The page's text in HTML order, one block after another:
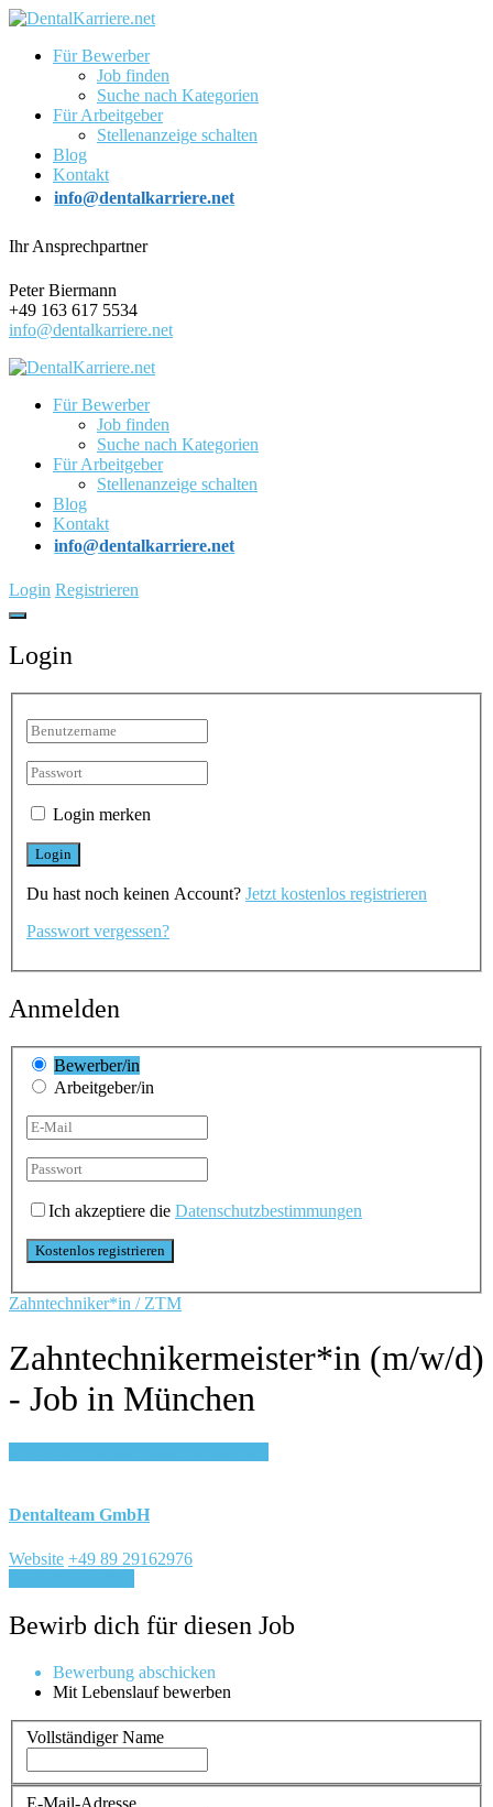
Für Bewerber
Job finden
Suche nach Kategorien
Für Arbeitgeber
Stellenanzeige schalten
Blog
Kontakt
info@dentalkarriere.net
Ihr Ansprechpartner
Peter Biermann
+49 163 617 5534
info@dentalkarriere.net
Für Bewerber
Job finden
Suche nach Kategorien
Für Arbeitgeber
Stellenanzeige schalten
Blog
Kontakt
info@dentalkarriere.net
Login Registrieren
Login
Login merken
Du hast noch keinen Account? Jetzt kostenlos registrieren
Passwort vergessen?
Anmelden
Bewerber/in
Arbeitgeber/in
Ich akzeptiere die Datenschutzbestimmungen
Zahntechniker*in / ZTM
Zahntechnikermeister*in (m/w/d)
- Job in München
Dentalteam GmbH
Website +49 89 29162976
Bewirb dich für diesen Job
Bewerbung abschicken
Mit Lebenslauf bewerben
Vollständiger Name
E-Mail-Adresse